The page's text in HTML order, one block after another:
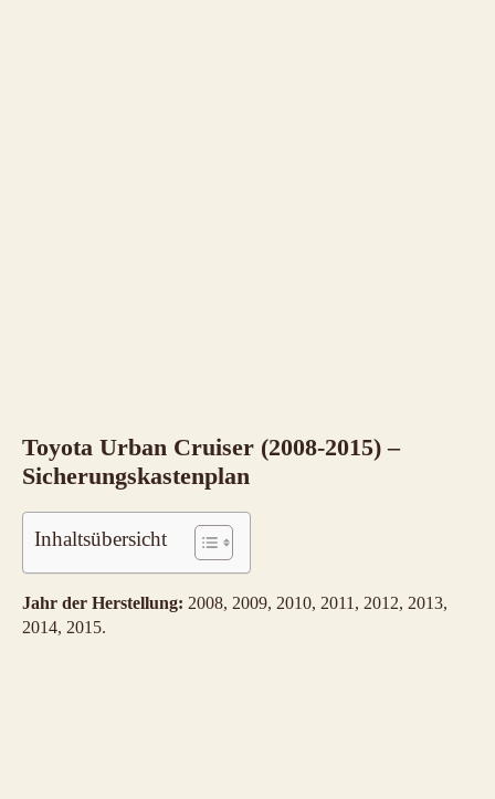
Toyota Urban Cruiser (2008-2015) –
Sicherungskastenplan
Inhaltsübersicht
Jahr der Herstellung: 2008, 2009, 2010, 2011, 2012, 2013,
2014, 2015.